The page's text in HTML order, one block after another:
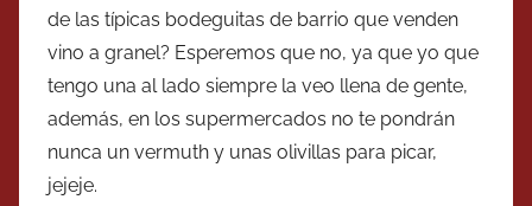
de las típicas bodeguitas de barrio que venden
vino a granel? Esperemos que no, ya que yo que
tengo una al lado siempre la veo llena de gente,
además, en los supermercados no te pondrán
nunca un vermuth y unas olivillas para picar,
jejeje.